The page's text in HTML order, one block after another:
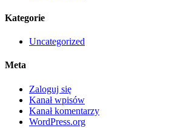
Kategorie
Uncategorized
Meta
Zaloguj się
Kanał wpisów
Kanał komentarzy
WordPress.org